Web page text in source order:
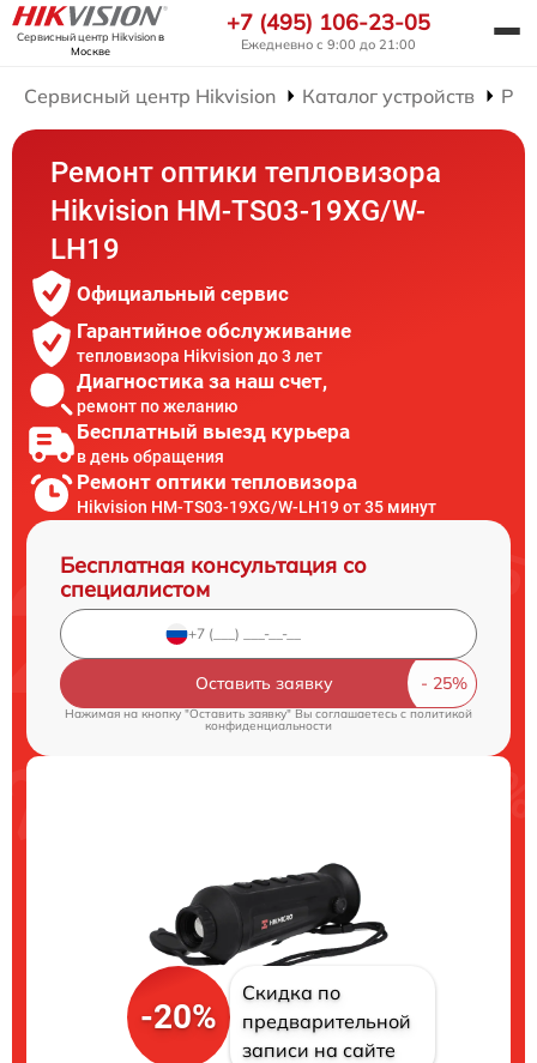
Сервисный центр Hikvisionв
Москве
+7 (495) 106-23-05
Ежедневно с 9:00 до 21:00
Сервисный центр Hikvision Каталог устройств
Ремонт оптики тепловизора
Hikvision HM-TS03-19XG/W-
LH19
Официальный сервис
Гарантийное обслуживание
тепловизора Hikvision до 3 лет
Диагностика за наш счет,
ремонт по желанию
Бесплатный выезд курьера
в день обращения
Ремонт оптики тепловизора
Hikvision HM-TS03-19XG/W-LH19 от 35 минут
Бесплатная консультация со
специалистом
Оставить заявку
Нажимая на кнопку "Оставить заявку" Вы соглашаетесь cполитикой
конфиденциальности
-20%
Скидка по
предварительной
записи на сайте